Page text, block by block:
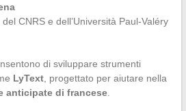
CNRS e dell’Università Paul-Valéry
di sviluppare strumenti
LyText, progettato per aiutare nella
anticipate di francese.